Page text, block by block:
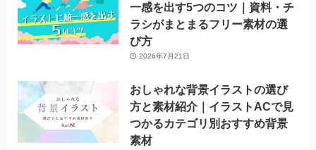
一感を出す5つのコツ｜資料・チ
ラシがまとまるフリー素材の選
び方
2026年7月21日
おしゃれな背景イラストの選び
方と素材紹介｜イラストACで見
つかるカテゴリ別おすすめ背景
素材